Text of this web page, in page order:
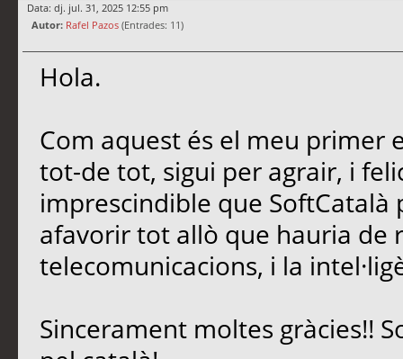
Data: dj. jul. 31, 2025 12:55 pm
Autor: Rafel Pazos (Entrades: 11)
Hola.
Com aquest és el meu primer
tot-de tot, sigui per agrair, i
imprescindible que SoftCatalà
afavorir tot allò que hauria de
telecomunicacions, i la
Sincerament moltes gràcies!!